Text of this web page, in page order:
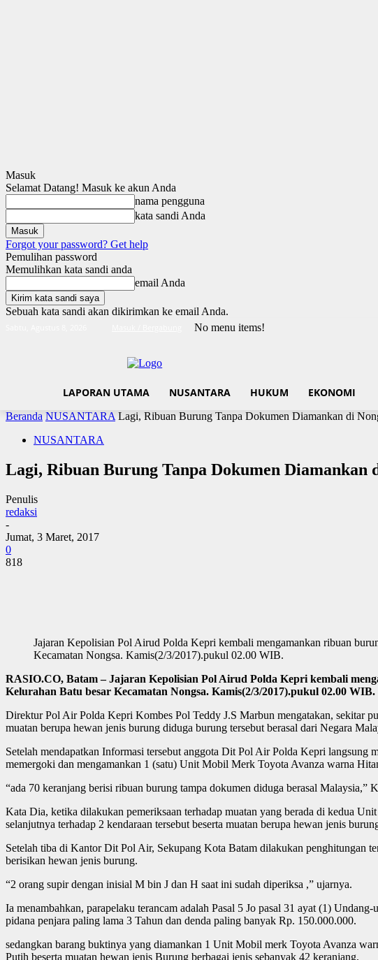
Masuk
Selamat Datang! Masuk ke akun Anda
nama pengguna
kata sandi Anda
Forgot your password? Get help
Pemulihan password
Memulihkan kata sandi anda
email Anda
Sebuah kata sandi akan dikirimkan ke email Anda.
No menu items!
LAPORAN UTAMA NUSANTARA HUKUM EKONOMI
Beranda NUSANTARA Lagi, Ribuan Burung Tanpa Dokumen Diamankan di
NUSANTARA
Lagi, Ribuan Burung Tanpa Dokumen Diamankan
Penulis
redaksi
-
Jumat, 3 Maret, 2017
0
818
Jajaran Kepolisian Pol Airud Polda Kepri kembali mengamankan ribuan
Kecamatan Nongsa. Kamis(2/3/2017).pukul 02.00 WIB.
RASIO.CO, Batam – Jajaran Kepolisian Pol Airud Polda Kepri kembali
Kelurahan Batu besar Kecamatan Nongsa. Kamis(2/3/2017).pukul 02.00 WIB.
Direktur Pol Air Polda Kepri Kombes Pol Teddy J.S Marbun mengatakan, sekitar
muatan berupa hewan jenis burung diduga burung tersebut berasal dari Negara
Setelah mendapatkan Informasi tersebut anggota Dit Pol Air Polda Kepri
memergoki dan mengamankan 1 (satu) Unit Mobil Merk Toyota Avanza warna
“ada 70 keranjang berisi ribuan burung tampa dokumen diduga berasal
Kata Dia, ketika dilakukan pemeriksaan terhadap muatan yang berada di kedua
selanjutnya terhadap 2 kendaraan tersebut beserta muatan berupa hewan jenis
Setelah tiba di Kantor Dit Pol Air, Sekupang Kota Batam dilakukan penghitungan
berisikan hewan jenis burung.
“2 orang supir dengan inisial M bin J dan H saat ini sudah diperiksa ,” ujarnya.
Ia menambahkan, parapelaku terancam adalah Pasal 5 Jo pasal 31 ayat (1)
pidana penjara paling lama 3 Tahun dan denda paling banyak Rp. 150.000.000.
sedangkan barang buktinya yang diamankan 1 Unit Mobil merk Toyota Avanza
Putih beserta muatan hewan jenis Burung berbagai jenis sebanyak 42 keranjang.